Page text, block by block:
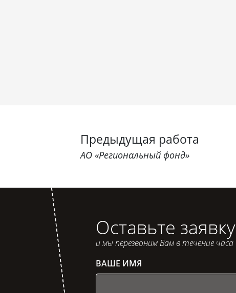
Предыдущая работа
АО «Региональный фонд»
Оставьте заявку
и мы перезвоним Вам в течение часа
ВАШЕ ИМЯ